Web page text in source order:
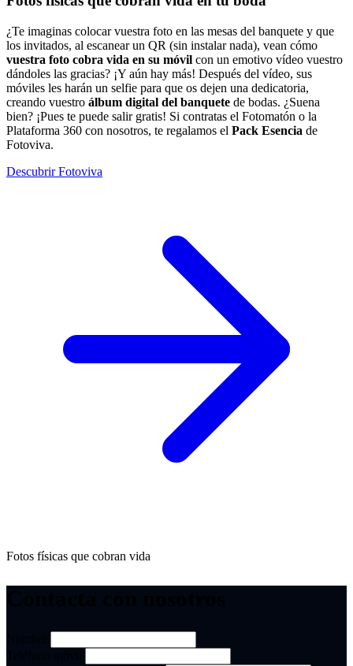
¿Te imaginas colocar vuestra foto en las mesas del banquete y que
los invitados, al escanear un QR (sin instalar nada), vean cómo
vuestra foto cobra vida en su móvil con un emotivo vídeo vuestro
dándoles las gracias? ¡Y aún hay más! Después del vídeo, sus
móviles les harán un selfie para que os dejen una dedicatoria,
creando vuestro álbum digital del banquete de bodas. ¿Suena
bien? ¡Pues te puede salir gratis! Si contratas el Fotomatón o la
Plataforma 360 con nosotros, te regalamos el Pack Esencia de
Fotoviva.
Descubrir Fotoviva
Fotos físicas que cobran vida